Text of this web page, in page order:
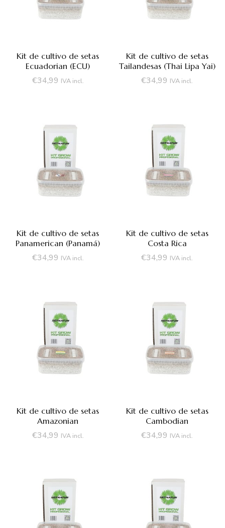
Kit de cultivo de setas
Ecuadorian (ECU)
€34,99 IVA incl.
Kit de cultivo de setas
Tailandesas (Thai Lipa Yai)
€34,99 IVA incl.
Kit de cultivo de setas
Panamerican (Panamá)
€34,99 IVA incl.
Kit de cultivo de setas
Costa Rica
€34,99 IVA incl.
Kit de cultivo de setas
Amazonian
€34,99 IVA incl.
Kit de cultivo de setas
Cambodian
€34,99 IVA incl.